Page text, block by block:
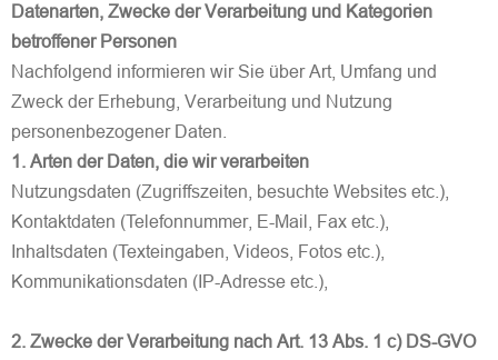
Datenarten, Zwecke der Verarbeitung und Kategorien
betroffener Personen
Nachfolgend informieren wir Sie über Art, Umfang und
Zweck der Erhebung, Verarbeitung und Nutzung
personenbezogener Daten.
1. Arten der Daten, die wir verarbeiten
Nutzungsdaten (Zugriffszeiten, besuchte Websites etc.),
Kontaktdaten (Telefonnummer, E-Mail, Fax etc.),
Inhaltsdaten (Texteingaben, Videos, Fotos etc.),
Kommunikationsdaten (IP-Adresse etc.),
2. Zwecke der Verarbeitung nach Art. 13 Abs. 1 c) DS-GVO